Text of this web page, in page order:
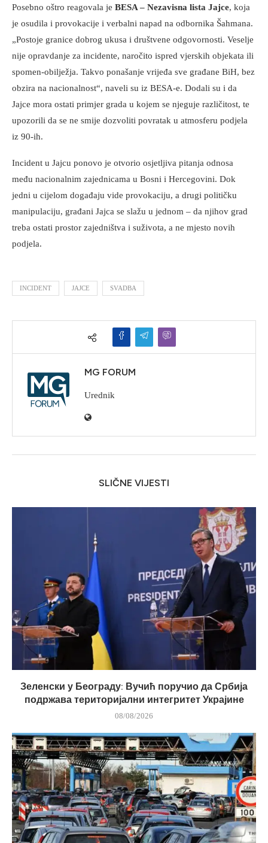
Posebno oštro reagovala je BESA – Nezavisna lista Jajce, koja
je osudila i provokacije i verbalni napad na odbornika Šahmana.
„Postoje granice dobrog ukusa i društvene odgovornosti. Veselje
nije opravdanje za incidente, naročito ispred vjerskih objekata ili
spomen-obilježja. Takvo ponašanje vrijeđa sve građane BiH, bez
obzira na nacionalnost“, naveli su iz BESA-e. Dodali su i da
Jajce mora ostati primjer grada u kojem se njeguje različitost, te
upozorili da se ne smije dozvoliti povratak u atmosferu podjela
iz 90-ih.
Incident u Jajcu ponovo je otvorio osjetljiva pitanja odnosa
među nacionalnim zajednicama u Bosni i Hercegovini. Dok
jedni u cijelom događaju vide provokaciju, a drugi političku
manipulaciju, građani Jajca se slažu u jednom – da njihov grad
treba ostati prostor zajedništva i suživota, a ne mjesto novih
podjela.
INCIDENT JAJCE SVADBA
MG FORUM
Urednik
SLIČNE VIJESTI
Зеленски у Београду: Вучић поручио да Србија
подржава територијални интегритет Украјине
08/08/2026